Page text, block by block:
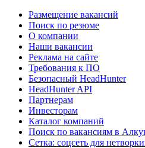
Размещение вакансий
Поиск по резюме
О компании
Наши вакансии
Реклама на сайте
Требования к ПО
Безопасный HeadHunter
HeadHunter API
Партнерам
Инвесторам
Каталог компаний
Поиск по вакансиям в
Сетка: соцсеть для